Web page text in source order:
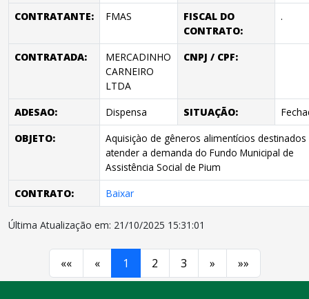
CONTRATANTE: FMAS
FISCAL DO
CONTRATO:
.
CONTRATADA:
MERCADINHO
CARNEIRO
LTDA
CNPJ / CPF:
ADESAO: Dispensa SITUAÇÃO:
OBJETO:
Aquisiçào de gêneros alimentícios destinados
atender a demanda do Fundo Municipal de
Assistência Social de Pium
CONTRATO:
Baixar
Última Atualização em: 21/10/2025 15:31:01
«« « 1 2 3 » »»